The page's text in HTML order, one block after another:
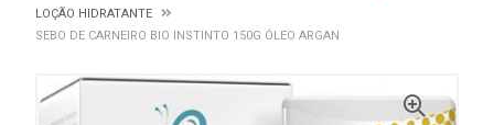
LOÇÃO HIDRATANTE
SEBO DE CARNEIRO BIO INSTINTO 150G ÓLEO ARGAN